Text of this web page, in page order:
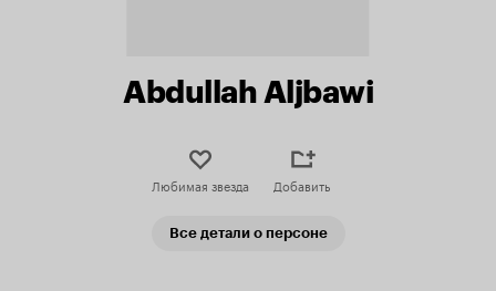
Abdullah Aljbawi
Любимая звезда Добавить
Все детали о персоне